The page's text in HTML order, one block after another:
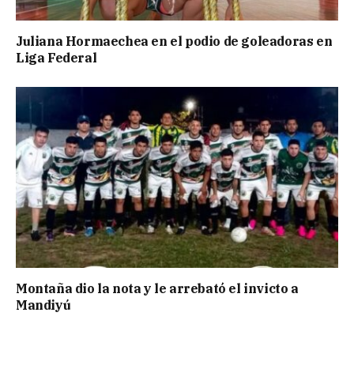
Juliana Hormaechea en el podio de goleadoras en
Liga Federal
Montaña dio la nota y le arrebató el invicto a
Mandiyú